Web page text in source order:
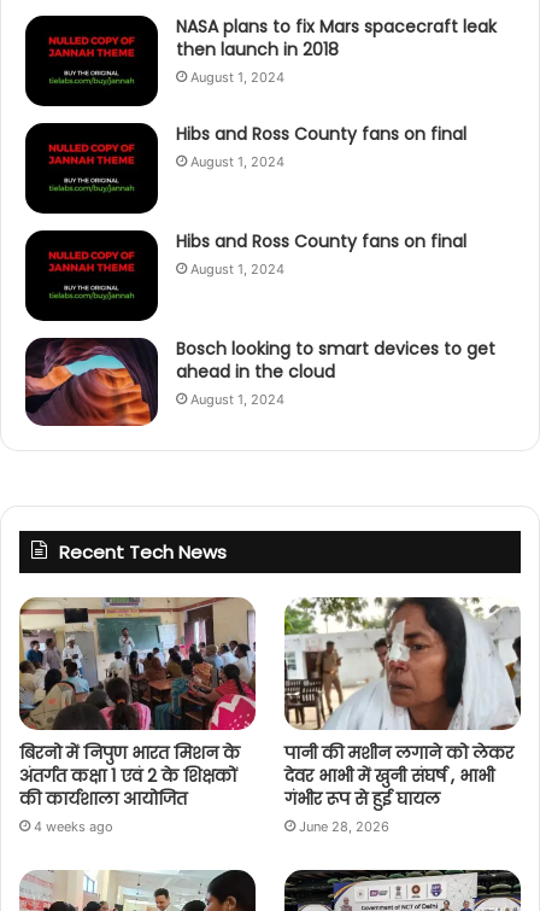
NASA plans to fix Mars spacecraft leak
then launch in 2018
August 1, 2024
Hibs and Ross County fans on final
August 1, 2024
Hibs and Ross County fans on final
August 1, 2024
Bosch looking to smart devices to get
ahead in the cloud
August 1, 2024
Recent Tech News
बिरनो में निपुण भारत मिशन के
अंतर्गत कक्षा 1 एवं 2 के शिक्षकों
की कार्यशाला आयोजित
4 weeks ago
पानी की मशीन लगाने को लेकर
देवर भाभी में खुनी संघर्ष , भाभी
गंभीर रूप से हुई घायल
June 28, 2026